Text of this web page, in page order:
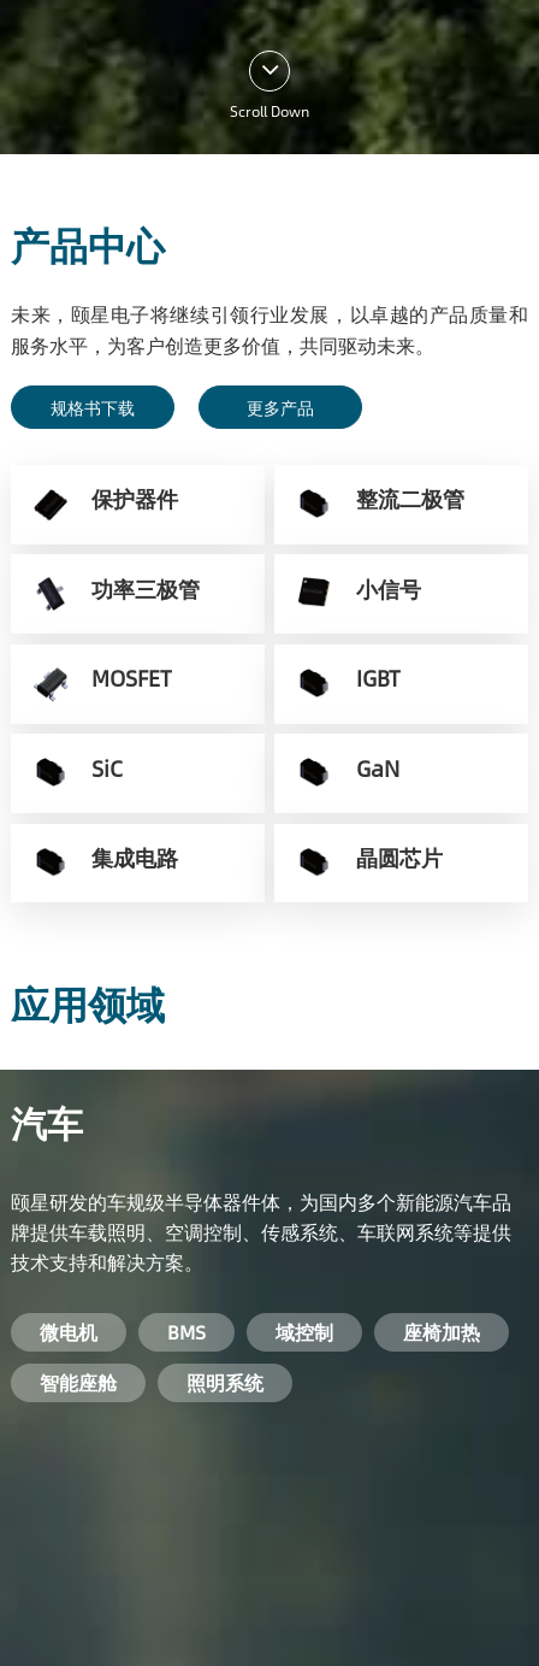
Scroll Down
产品中心
未来，颐星电子将继续引领行业发展，以卓越的产品质量和
服务水平，为客户创造更多价值，共同驱动未来。
规格书下载 更多产品
保护器件 整流二极管
功率三极管 小信号
MOSFET IGBT
SiC GaN
集成电路 晶圆芯片
应用领域
汽车
颐星研发的车规级半导体器件体，为国内多个新能源汽车品
牌提供车载照明、空调控制、传感系统、车联网系统等提供
技术支持和解决方案。
微电机 BMS 域控制
座椅加热
智能座舱
照明系统
电池管理系统
储能逆变器
工业电焊机 变频器
电机驱动
安防摄像头
开关电源 手机充电器
服务器电源
PC电源
电脑 手机 基站 机顶盒
智能农业 智能医疗
智能交通
智能家居